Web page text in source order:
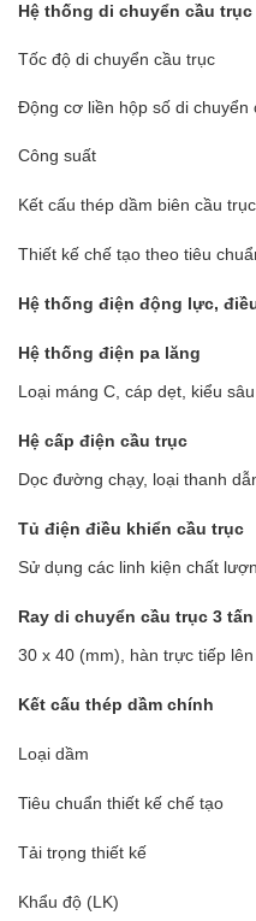
Hệ thống di chuyển cầu trục
Tốc độ di chuyển cầu trục
Động cơ liền hộp số di
Công suất
Kết cấu thép dầm biên cầu
Thiết kế chế tạo theo tiêu
Hệ thống điện động lực,
Hệ thống điện pa lăng
Loại máng C, cáp dẹt, kiểu
Hệ cấp điện cầu trục
Dọc đường chạy, loại thanh
Tủ điện điều khiển cầu trục
Sử dụng các linh kiện chất
Ray di chuyển cầu trục 3 tấn
30 x 40 (mm), hàn trực tiếp
Kết cấu thép dầm chính
Loại dầm
Tiêu chuẩn thiết kế chế tạo
Tải trọng thiết kế
Khẩu độ (LK)